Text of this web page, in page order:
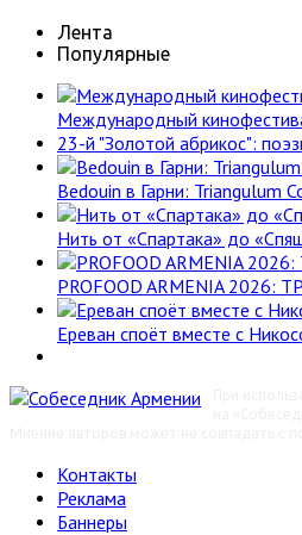
Лента
Популярные
Международный
23-й "Золотой абрикос":
Bedouin в Гарни: Triangulum
Нить от «Спартака» до
PROFOOD ARMENIA
Ереван споёт вместе с
Контакты
Реклама
Баннеры